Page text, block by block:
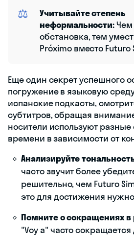
⚖️
Учитывайте степень
неформальности:
обстановка, тем
Próximo вместо Futuro
Еще один секрет успешного
погружение в языковую
испанские подкасты,
субтитров, обращая
носители используют
времени в зависимости от
Анализируйте
часто звучит более
решительно, чем Futuro
это для достижения
Помните о сокращениях в
"Voy a" часто